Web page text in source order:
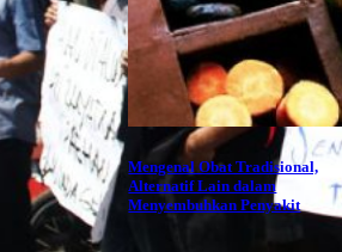
Mengenal Obat Tradisional,
Alternatif Lain dalam
Menyembuhkan Penyakit